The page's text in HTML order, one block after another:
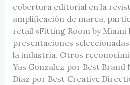
cobertura editorial en la
amplificación de marca,
retail «Fitting Room by Miami
presentaciones
la industria. Otros
Yas Gonzalez por Best Brand
Diaz por Best Creative